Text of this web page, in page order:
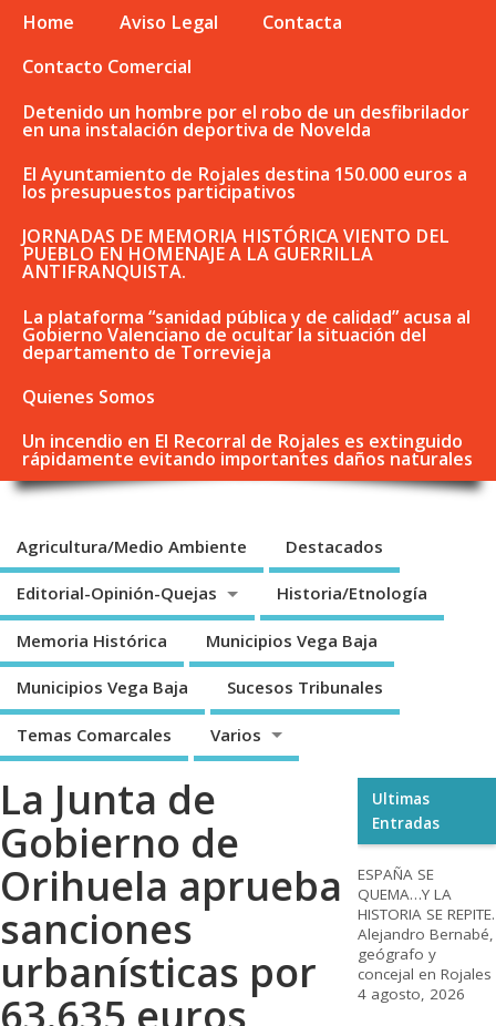
Home Aviso Legal
Contacta
Contacto Comercial
Detenido un hombre por el robo de un desfibrilador
en una instalación deportiva de Novelda
El Ayuntamiento de Rojales destina 150.000 euros a
los presupuestos participativos
JORNADAS DE MEMORIA HISTÓRICA VIENTO DEL
PUEBLO EN HOMENAJE A LA GUERRILLA
ANTIFRANQUISTA.
La plataforma “sanidad pública y de calidad” acusa al
Gobierno Valenciano de ocultar la situación del
departamento de Torrevieja
Quienes Somos
Un incendio en El Recorral de Rojales es extinguido
rápidamente evitando importantes daños naturales
Agricultura/Medio Ambiente Destacados
Editorial-Opinión-Quejas Historia/Etnología
Memoria Histórica Municipios Vega Baja
Municipios Vega Baja Sucesos Tribunales
Temas Comarcales Varios
La Junta de
Gobierno de
Orihuela aprueba
sanciones
urbanísticas por
Ultimas
Entradas
ESPAÑA SE
QUEMA…Y LA
HISTORIA SE REPITE.
Alejandro Bernabé,
geógrafo y
concejal en Rojales
4 agosto, 2026